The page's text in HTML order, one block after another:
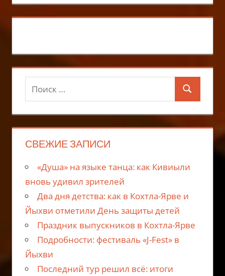
Поиск
СВЕЖИЕ ЗАПИСИ
«Душа» на языке танца: как Кивиыли
вновь удивил зрителей
Два дня детства: как в Кохтла-Ярве и
Йыхви отметили День защиты детей
Праздник выпускников в Кохтла-Ярве
Подробности: фестиваль «J-Fest» в
Йыхви
Последний тур решил всё: итоги